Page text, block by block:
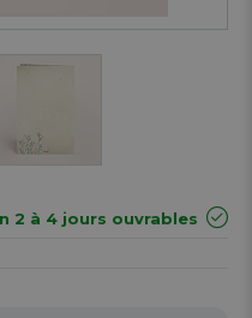
2 à 4 jours ouvrables